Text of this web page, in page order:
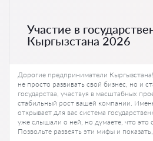
Участие в
Кыргызстана 2026
Дорогие предприниматели
не просто развивать свой бизнес, но и
государства, участвуя в масштабных
стабильный рост вашей компании.
открывает для вас система
уже слышали о ней, но думаете, что
Позвольте развеять эти мифы и